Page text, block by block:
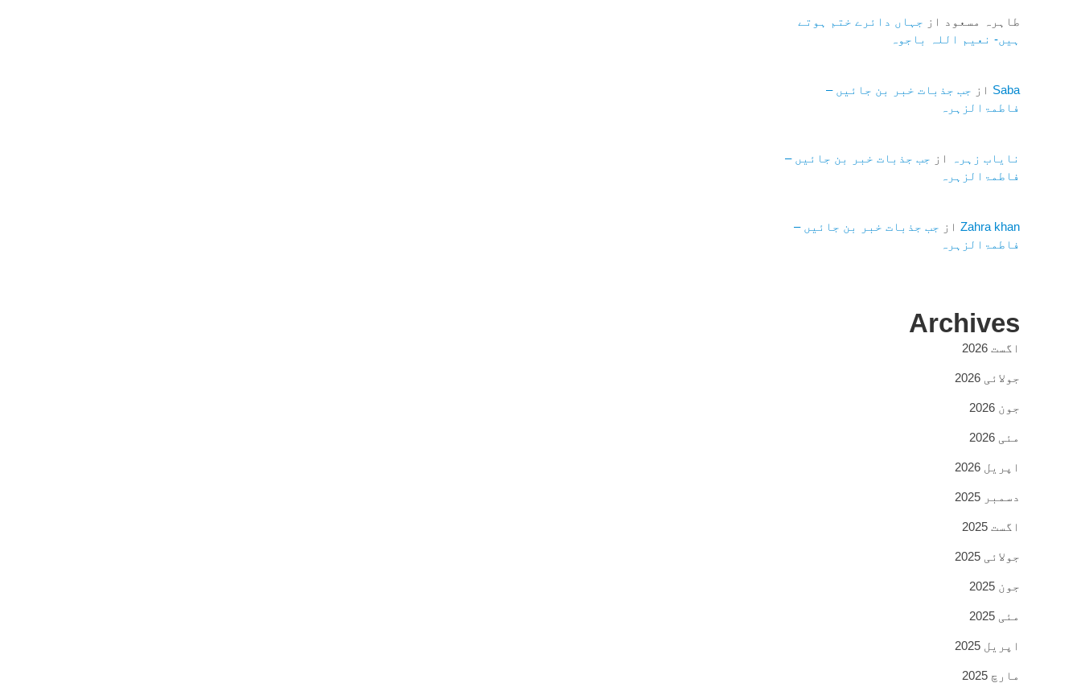
طاہرہ مسعود از جہاں دائرے ختم ہوتے
ہیں- نعیم اللہ باجوہ
Saba از جب جذبات خبر بن جائیں –
فاطمۃالزہرہ
نایاب زہرہ از جب جذبات خبر بن جائیں –
فاطمۃالزہرہ
Zahra khanاز جب جذبات خبر بن جائیں –
فاطمۃالزہرہ
Archives
اگست 2026
جولائی 2026
جون 2026
مئی 2026
اپریل 2026
دسمبر 2025
اگست 2025
جولائی 2025
جون 2025
مئی 2025
اپریل 2025
مارچ 2025